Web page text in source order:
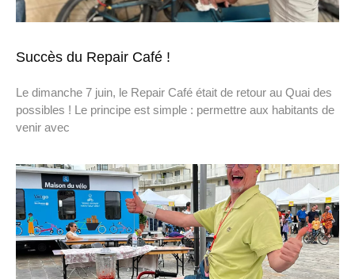
Succès du Repair Café !
Le dimanche 7 juin, le Repair Café était de retour au Quai des
possibles ! Le principe est simple : permettre aux habitants de
venir avec